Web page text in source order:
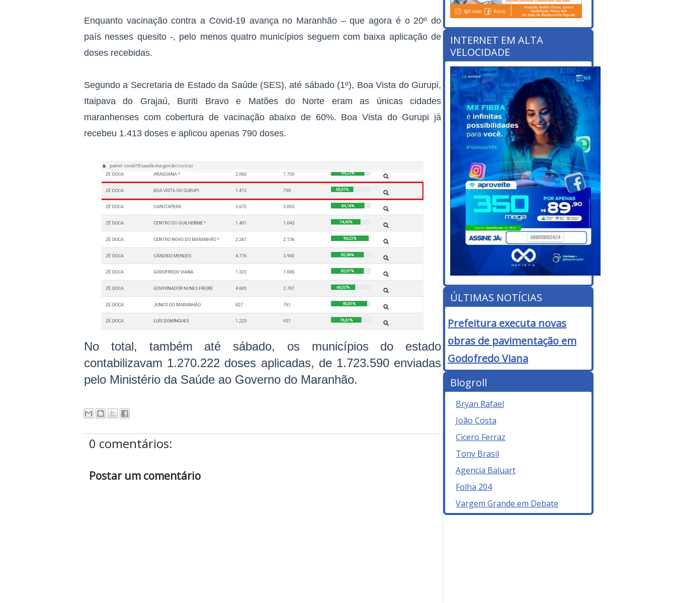
Enquanto vacinação contra a Covid-19 avança no Maranhão – que agora é o 20º do
país nesses quesito -, pelo menos quatro municípios seguem com baixa aplicação de
doses recebidas.
Segundo a Secretaria de Estado da Saúde (SES), até sábado (1º), Boa Vista do Gurupi,
Itaipava do Grajaú, Buriti Bravo e Matões do Norte eram as únicas cidades
maranhenses com cobertura de vacinação abaixo de 60%. Boa Vista do Gurupi já
recebeu 1.413 doses e aplicou apenas 790 doses.
No total, também até sábado, os municípios do estado
contabilizavam 1.270.222 doses aplicadas, de 1.723.590 enviadas
pelo Ministério da Saúde ao Governo do Maranhão.
0 comentários:
Postar um comentário
INTERNET EM ALTA
VELOCIDADE
ÚLTIMAS NOTÍCIAS
Prefeitura executa novas
obras de pavimentação em
Godofredo Viana
Blogroll
Bryan Rafael
João Costa
Cicero Ferraz
Tony Brasil
Agencia Baluart
Folha 204
Vargem Grande em Debate